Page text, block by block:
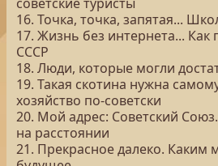
16. Точка, точка, запятая...
17. Жизнь без интернета... Как
СССР
18. Люди, которые могли
19. Такая скотина нужна
хозяйство по-советски
20. Мой адрес: Советский
на расстоянии
21. Прекрасное далеко. Каким